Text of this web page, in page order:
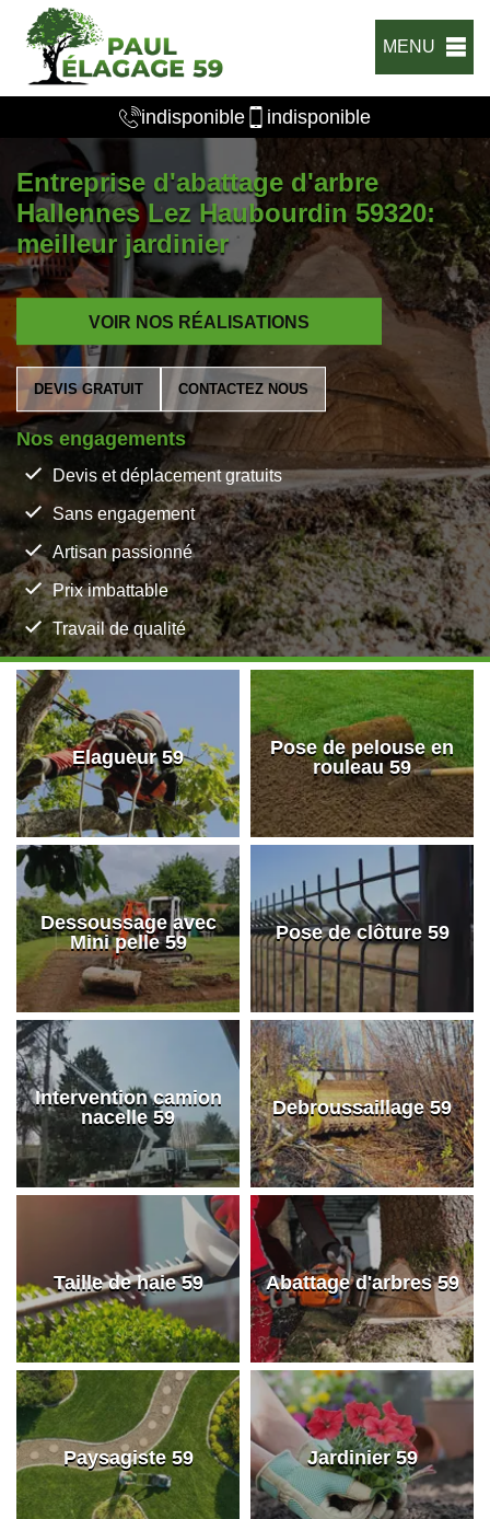
MENU
indisponible indisponible
Entreprise d'abattage d'arbre
Hallennes Lez Haubourdin 59320:
meilleur jardinier
VOIR NOS RÉALISATIONS
DEVIS GRATUIT CONTACTEZ NOUS
Nos engagements
Devis et déplacement gratuits
Sans engagement
Artisan passionné
Prix imbattable
Travail de qualité
Elagueur 59
Pose de pelouse en
rouleau 59
Dessoussage avec
Mini pelle 59
Pose de clôture 59
Intervention camion
nacelle 59
Debroussaillage 59
Taille de haie 59 Abattage d'arbres 59
Paysagiste 59 Jardinier 59